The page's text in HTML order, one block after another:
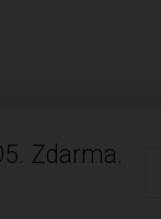
Zdarma.